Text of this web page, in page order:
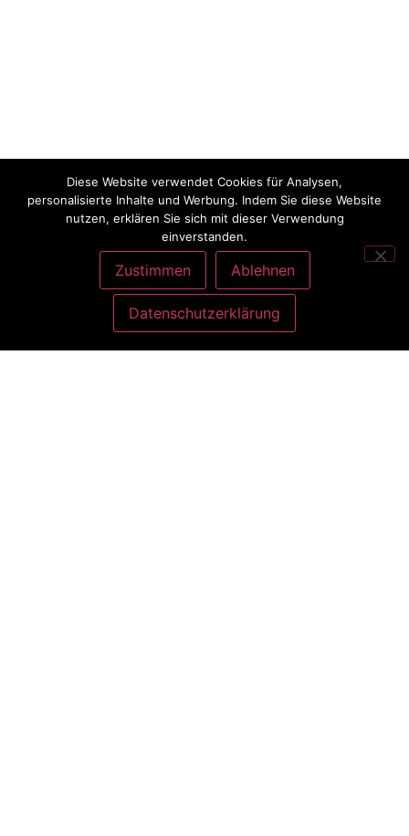
Diese Website verwendet Cookies für Analysen,
personalisierte Inhalte und Werbung. Indem Sie diese Website
nutzen, erklären Sie sich mit dieser Verwendung
einverstanden.
Zustimmen Ablehnen
Datenschutzerklärung